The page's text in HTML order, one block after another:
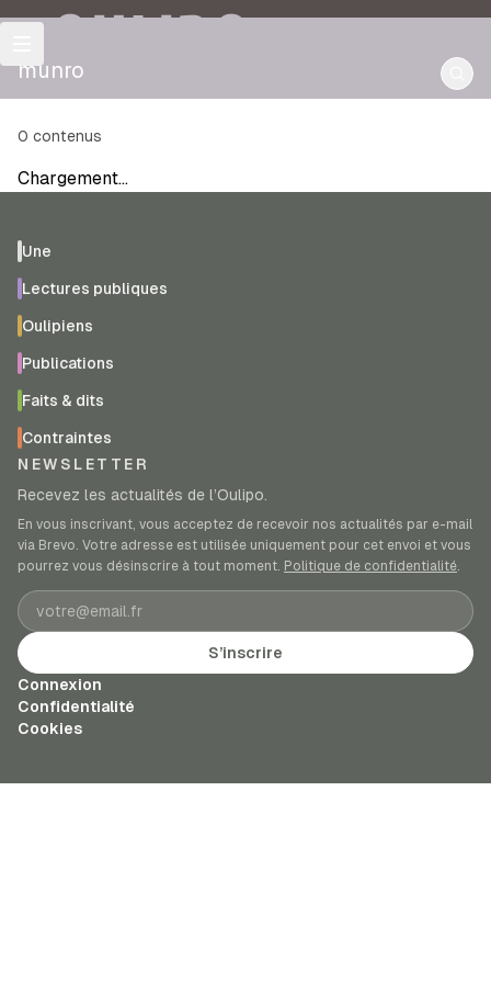
OULIPO
munro
0 contenus
Chargement…
Une
Lectures publiques
Oulipiens
Publications
Faits & dits
Contraintes
NEWSLETTER
Recevez les actualités de l’Oulipo.
En vous inscrivant, vous acceptez de recevoir nos actualités par e-mail
via Brevo. Votre adresse est utilisée uniquement pour cet envoi et vous
pourrez vous désinscrire à tout moment. Politique de confidentialité.
Adresse e-mail
S’inscrire
Connexion
Confidentialité
Cookies